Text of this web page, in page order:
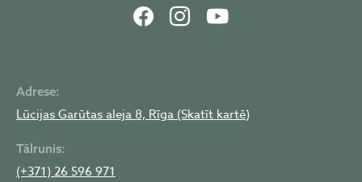
Adrese:
Lūcijas Garūtas aleja 8, Rīga (Skatīt kartē)
Tālrunis:
(+371) 26 596 971